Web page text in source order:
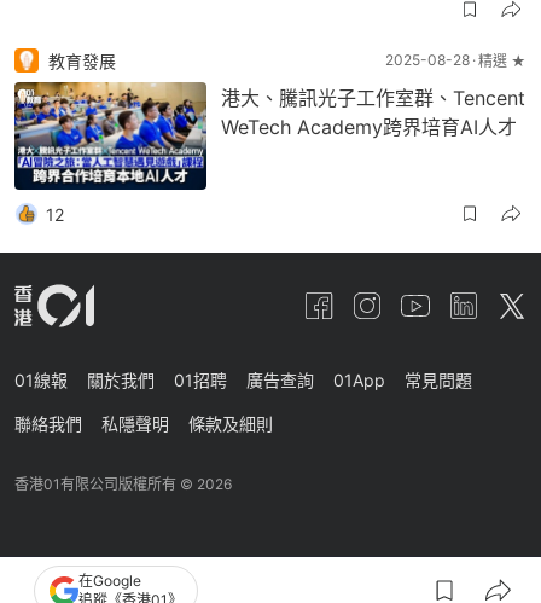
教育發展 2025-08-28 精選 ★
港大、騰訊光子工作室群、Tencent
WeTech Academy跨界培育AI人才
12
在Google
01線報 關於我們 01招聘 廣告查詢 01App 常見問題
聯絡我們 私隱聲明 條款及細則
香港01有限公司版權所有 © 2026